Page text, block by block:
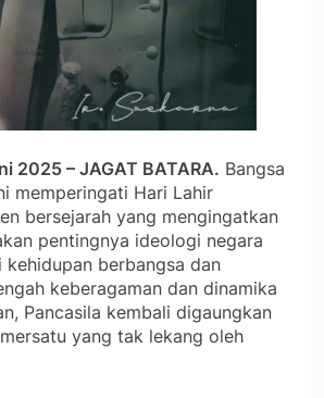
2025 – JAGAT BATARA. Bangsa
memperingati Hari Lahir
bersejarah yang mengingatkan
pentingnya ideologi negara
kehidupan berbangsa dan
keberagaman dan dinamika
Pancasila kembali digaungkan
yang tak lekang oleh